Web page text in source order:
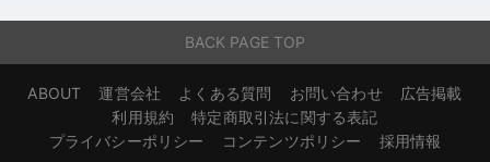
BACK PAGE TOP
ABOUT 運営会社 よくある質問 お問い合わせ
広告掲載
利用規約
特定商取引法に関する表記
プライバシーポリシー
コンテンツポリシー 採用情報